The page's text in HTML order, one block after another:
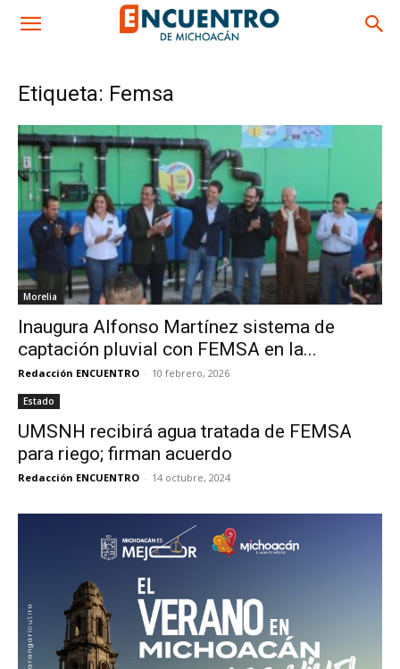
Etiqueta: Femsa
Morelia
Inaugura Alfonso Martínez sistema de
captación pluvial con FEMSA en la...
Redacción ENCUENTRO - 10 febrero, 2026
Estado
UMSNH recibirá agua tratada de FEMSA
para riego; firman acuerdo
Redacción ENCUENTRO - 14 octubre, 2024